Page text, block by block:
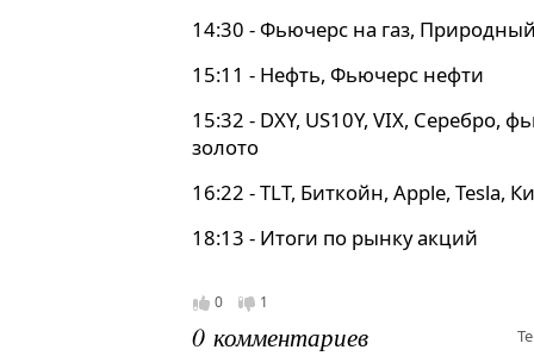
14:30 - Фьючерс на газ,
15:11 - Нефть, Фьючерс нефти
15:32 - DXY, US10Y, VIX, Серебро,
золото
16:22 - TLT, Биткойн, Apple, Tesla,
18:13 - Итоги по рынку акций
0 1
0 комментариев